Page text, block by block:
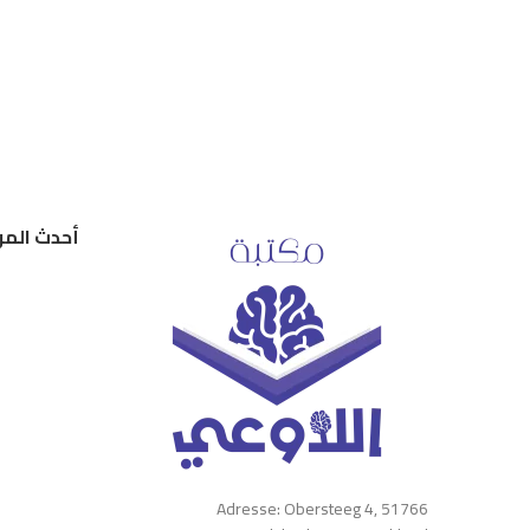
Adresse: Obersteeg 4, 51766
أحدث